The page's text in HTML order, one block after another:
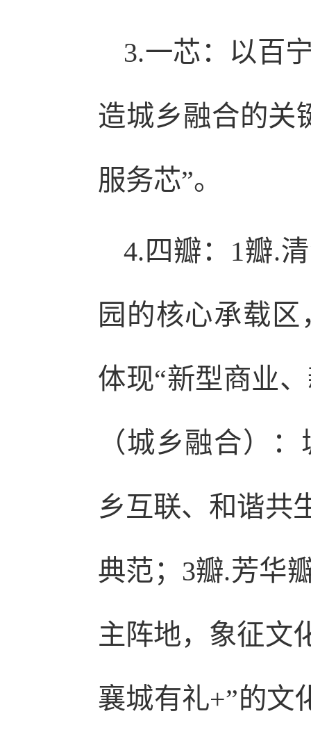
3.一芯：以百
造城乡融合的关
服务芯”。
4.四瓣：1瓣.
园的核心承载
体现“新型商业
（城乡融合）
乡互联、和谐共
典范；3瓣.芳华
主阵地，象征文
襄城有礼+”的文